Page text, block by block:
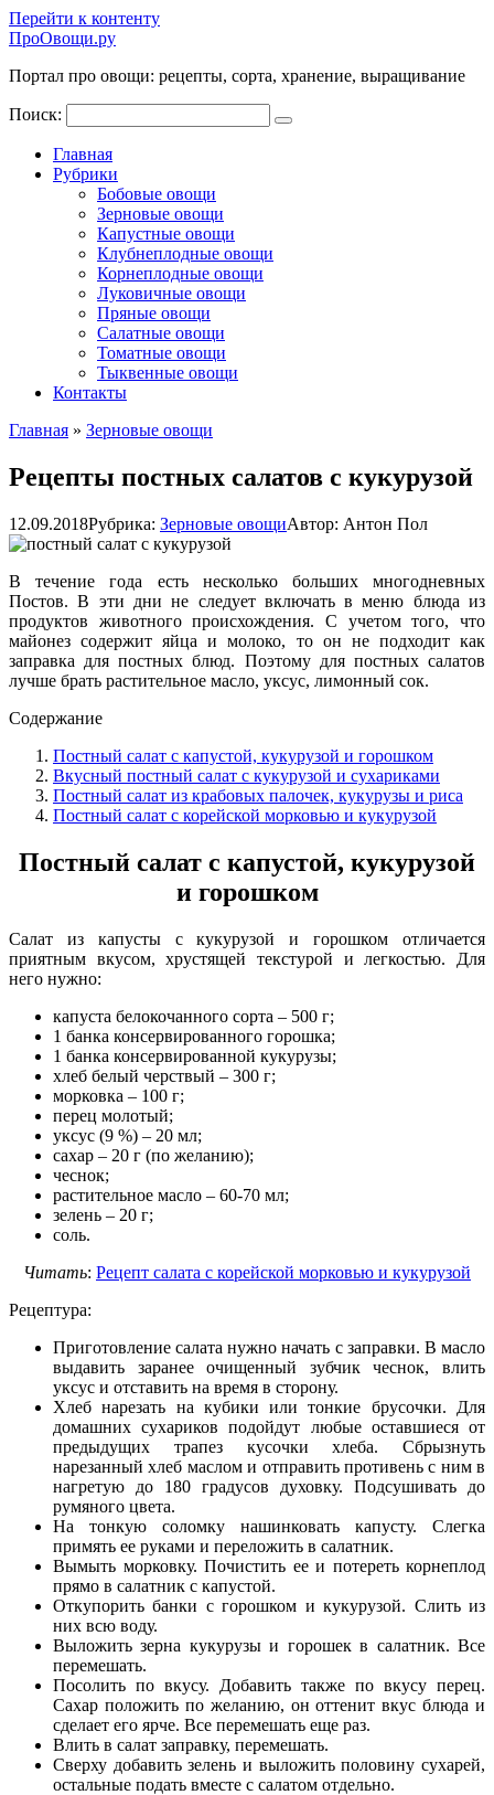
Перейти к контенту
ПроОвощи.ру
Портал про овощи: рецепты, сорта, хранение, выращивание
Поиск:
Главная
Рубрики
Бобовые овощи
Зерновые овощи
Капустные овощи
Клубнеплодные овощи
Корнеплодные овощи
Луковичные овощи
Пряные овощи
Салатные овощи
Томатные овощи
Тыквенные овощи
Контакты
Главная » Зерновые овощи
Рецепты постных салатов с кукурузой
12.09.2018Рубрика: Зерновые овощиАвтор: Антон Пол
В течение года есть несколько больших многодневных
Постов. В эти дни не следует включать в меню блюда из
продуктов животного происхождения. С учетом того, что
майонез содержит яйца и молоко, то он не подходит как
заправка для постных блюд. Поэтому для постных салатов
лучше брать растительное масло, уксус, лимонный сок.
Содержание
Постный салат с капустой, кукурузой и горошком
Вкусный постный салат с кукурузой и сухариками
Постный салат из крабовых палочек, кукурузы и риса
Постный салат с корейской морковью и кукурузой
Постный салат с капустой, кукурузой
и горошком
Салат из капусты с кукурузой и горошком отличается
приятным вкусом, хрустящей текстурой и легкостью. Для
него нужно:
капуста белокочанного сорта – 500 г;
1 банка консервированного горошка;
1 банка консервированной кукурузы;
хлеб белый черствый – 300 г;
морковка – 100 г;
перец молотый;
уксус (9 %) – 20 мл;
сахар – 20 г (по желанию);
чеснок;
растительное масло – 60-70 мл;
зелень – 20 г;
соль.
Читать: Рецепт салата с корейской морковью и кукурузой
Рецептура:
Приготовление салата нужно начать с заправки. В масло
выдавить заранее очищенный зубчик чеснок, влить
уксус и отставить на время в сторону.
Хлеб нарезать на кубики или тонкие брусочки. Для
домашних сухариков подойдут любые оставшиеся от
предыдущих трапез кусочки хлеба. Сбрызнуть
нарезанный хлеб маслом и отправить противень с ним в
нагретую до 180 градусов духовку. Подсушивать до
румяного цвета.
На тонкую соломку нашинковать капусту. Слегка
примять ее руками и переложить в салатник.
Вымыть морковку. Почистить ее и потереть корнеплод
прямо в салатник с капустой.
Откупорить банки с горошком и кукурузой. Слить из
них всю воду.
Выложить зерна кукурузы и горошек в салатник. Все
перемешать.
Посолить по вкусу. Добавить также по вкусу перец.
Сахар положить по желанию, он оттенит вкус блюда и
сделает его ярче. Все перемешать еще раз.
Влить в салат заправку, перемешать.
Сверху добавить зелень и выложить половину сухарей,
остальные подать вместе с салатом отдельно.